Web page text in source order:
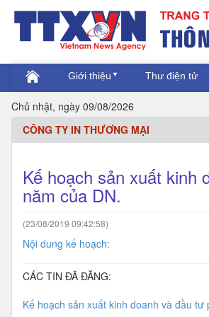
Giới thiệu Thư điện tử
Chủ nhật, ngày 09/08/2026
CÔNG TY IN THƯƠNG MẠI
Kế hoạch sản xuất kinh
năm của DN.
(23/08/2019 09:42:58)
Nội dung kế hoạch:
CÁC TIN ĐÃ ĐĂNG:
Kế hoạch sản xuất kinh doanh và đầu tư